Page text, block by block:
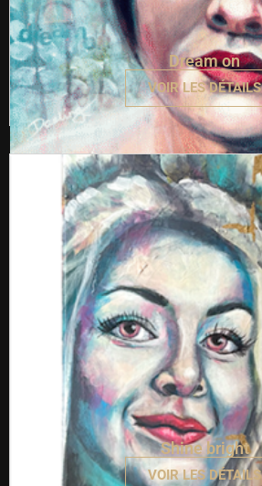
Dream on
VOIR LES DÉTAILS
Shine bright
VOIR LES DÉTAILS